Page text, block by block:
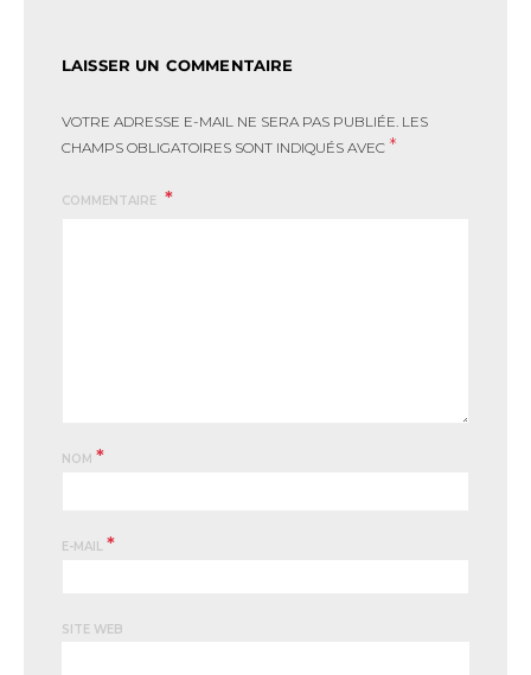
LAISSER UN COMMENTAIRE
VOTRE ADRESSE E-MAIL NE SERA PAS PUBLIÉE. LES
CHAMPS OBLIGATOIRES SONT INDIQUÉS AVEC *
COMMENTAIRE
NOM *
E-MAIL *
SITE WEB